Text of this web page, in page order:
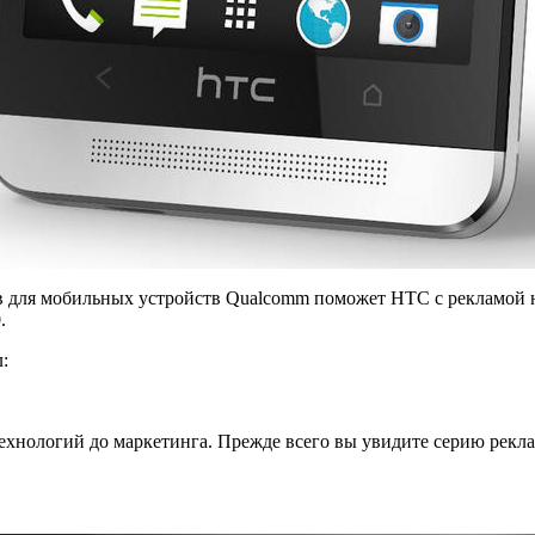
мобильных устройств Qualcomm поможет HTC с
до маркетинга. Прежде всего вы увидите серию